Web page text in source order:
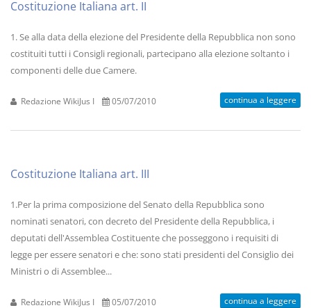
Costituzione Italiana art. II
1. Se alla data della elezione del Presidente della Repubblica non sono
costituiti tutti i Consigli regionali, partecipano alla elezione soltanto i
componenti delle due Camere.
Redazione WikiJus I 05/07/2010 continua a leggere
Costituzione Italiana art. III
1.Per la prima composizione del Senato della Repubblica sono
nominati senatori, con decreto del Presidente della Repubblica, i
deputati dell'Assemblea Costituente che posseggono i requisiti di
legge per essere senatori e che: sono stati presidenti del Consiglio dei
Ministri o di Assemblee...
Redazione WikiJus I 05/07/2010 continua a leggere